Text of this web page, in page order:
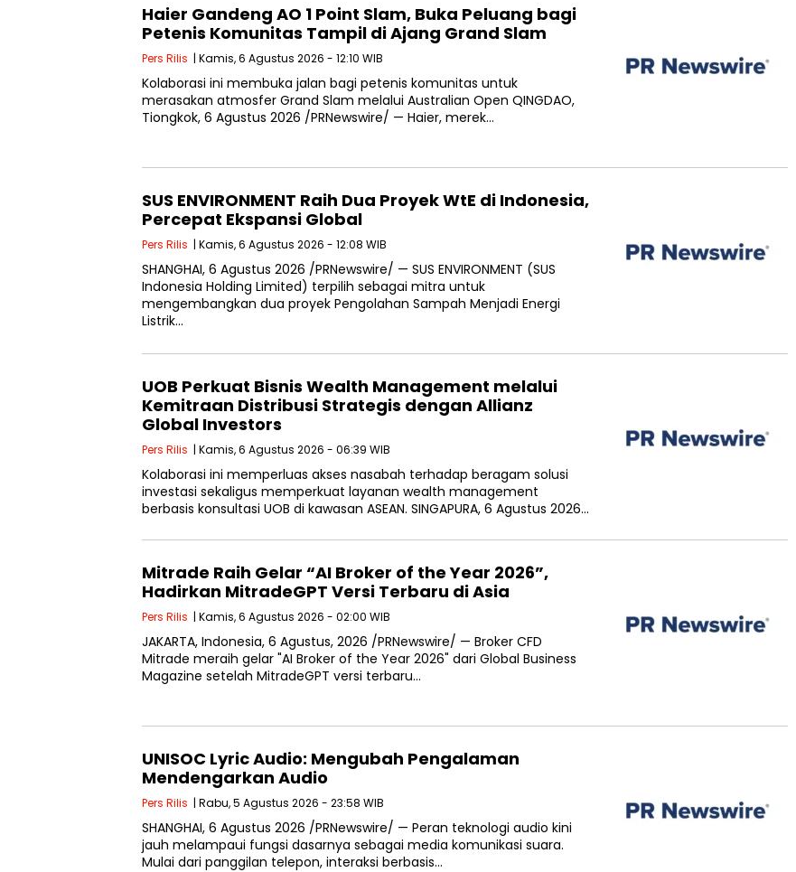
Haier Gandeng AO 1 Point Slam, Buka Peluang bagi
Petenis Komunitas Tampil di Ajang Grand Slam
Pers Rilis | Kamis, 6 Agustus 2026 - 12:10 WIB
Kolaborasi ini membuka jalan bagi petenis komunitas untuk
merasakan atmosfer Grand Slam melalui Australian Open QINGDAO,
Tiongkok, 6 Agustus 2026 /PRNewswire/ — Haier, merek…
SUS ENVIRONMENT Raih Dua Proyek WtE di Indonesia,
Percepat Ekspansi Global
Pers Rilis | Kamis, 6 Agustus 2026 - 12:08 WIB
SHANGHAI, 6 Agustus 2026 /PRNewswire/ — SUS ENVIRONMENT (SUS
Indonesia Holding Limited) terpilih sebagai mitra untuk
mengembangkan dua proyek Pengolahan Sampah Menjadi Energi
Listrik…
UOB Perkuat Bisnis Wealth Management melalui
Kemitraan Distribusi Strategis dengan Allianz
Global Investors
Pers Rilis | Kamis, 6 Agustus 2026 - 06:39 WIB
Kolaborasi ini memperluas akses nasabah terhadap beragam solusi
investasi sekaligus memperkuat layanan wealth management
berbasis konsultasi UOB di kawasan ASEAN. SINGAPURA, 6 Agustus 2026…
Mitrade Raih Gelar “AI Broker of the Year 2026”,
Hadirkan MitradeGPT Versi Terbaru di Asia
Pers Rilis | Kamis, 6 Agustus 2026 - 02:00 WIB
JAKARTA, Indonesia, 6 Agustus, 2026 /PRNewswire/ — Broker CFD
Mitrade meraih gelar "AI Broker of the Year 2026" dari Global Business
Magazine setelah MitradeGPT versi terbaru…
UNISOC Lyric Audio: Mengubah Pengalaman
Mendengarkan Audio
Pers Rilis | Rabu, 5 Agustus 2026 - 23:58 WIB
SHANGHAI, 6 Agustus 2026 /PRNewswire/ — Peran teknologi audio kini
jauh melampaui fungsi dasarnya sebagai media komunikasi suara.
Mulai dari panggilan telepon, interaksi berbasis…